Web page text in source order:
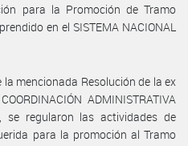
para la Promoción de Tramo
en el SISTEMA NACIONAL
la mencionada Resolución de la ex
ADMINISTRATIVA
regularon las actividades de
para la promoción al Tramo